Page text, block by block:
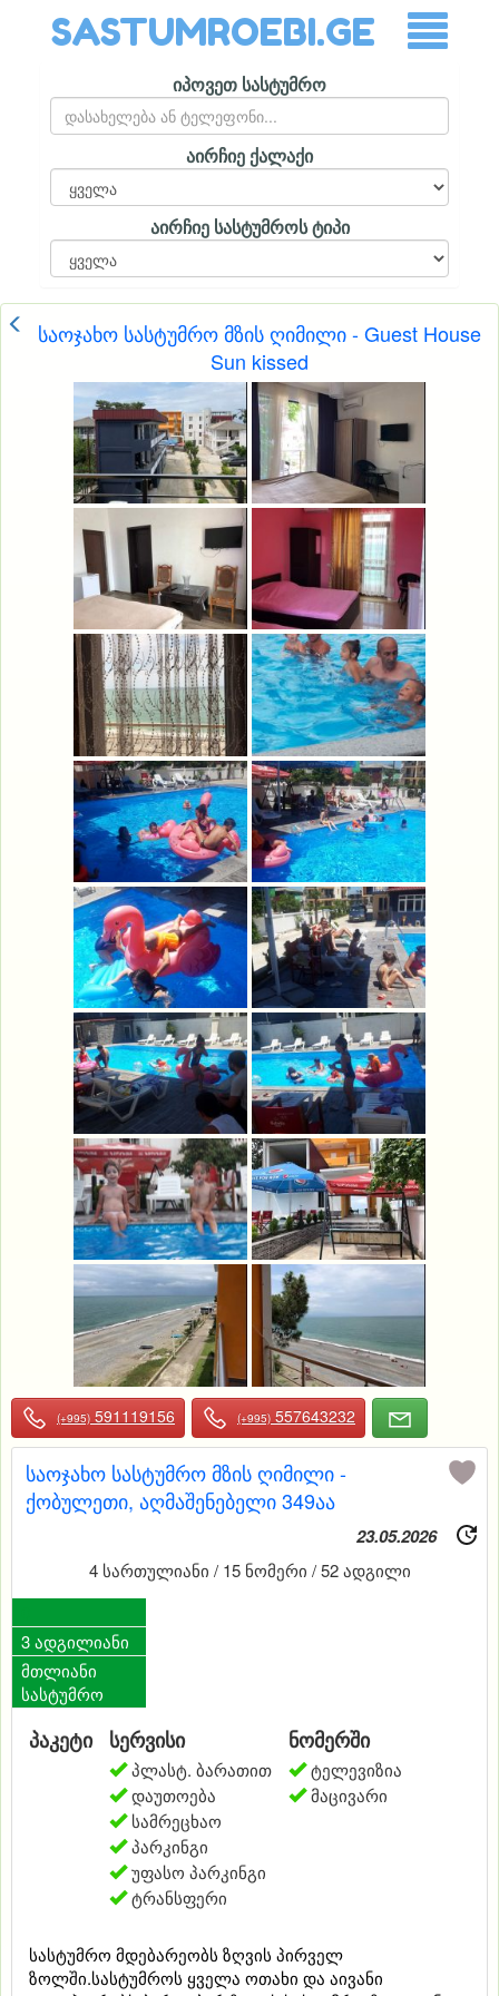
SASTUMROEBI.GE
იპოვეთ სასტუმრო
აირჩიე ქალაქი
აირჩიე სასტუმროს ტიპი
საოჯახო სასტუმრო მზის ღიმილი - Guest House
Sun kissed
(+995) 591119156 (+995) 557643232
საოჯახო სასტუმრო მზის ღიმილი -
ქობულეთი, აღმაშენებელი 349აა
23.05.2026
4 სართულიანი / 15 ნომერი / 52 ადგილი
3 ადგილიანი
მთლიანი
სასტუმრო
პაკეტი სერვისი
პლასტ. ბარათით
დაუთოება
სამრეცხაო
პარკინგი
უფასო პარკინგი
ტრანსფერი
ნომერში
ტელევიზია
მაცივარი
სასტუმრო მდებარეობს ზღვის პირველ
ზოლში.სასტუმროს ყველა ოთახი და აივანი